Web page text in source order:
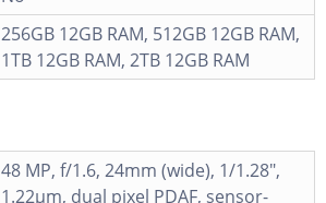
256GB 12GB RAM, 512GB 12GB RAM,
1TB 12GB RAM, 2TB 12GB RAM
48 MP, f/1.6, 24mm (wide), 1/1.28",
1.22µm, dual pixel PDAF, sensor-